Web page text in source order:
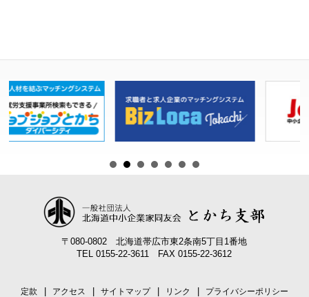
〒080-0802 北海道帯広市東2条南5丁目1番地
TEL 0155-22-3611 FAX 0155-22-3612
定款 アクセス サイトマップ リンク
プライバシーポリシー